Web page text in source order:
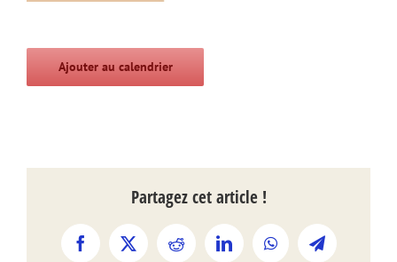
Ajouter au calendrier
Partagez cet article !
Facebook
X Reddit LinkedInWhatsAppTelegram